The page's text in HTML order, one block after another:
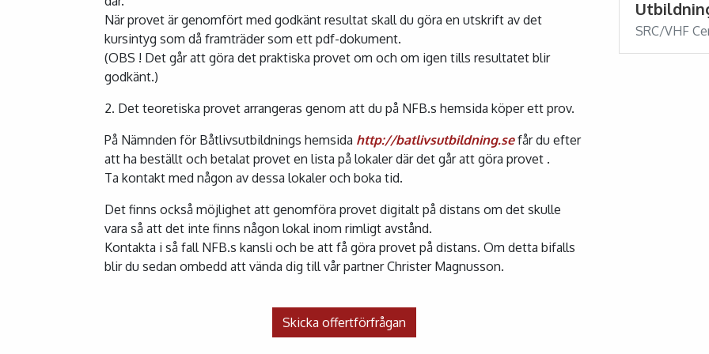
SRC/VHF
När provet är genomfört med godkänt resultat skall du göra en utskrift av det
kursintyg som då framträder som ett pdf-dokument.
(OBS ! Det går att göra det praktiska provet om och om igen tills resultatet blir
godkänt.)
2. Det teoretiska provet arrangeras genom att du på NFB.s hemsida köper ett prov.
På Nämnden för Båtlivsutbildnings hemsida http://batlivsutbildning.sefår du efter
att ha beställt och betalat provet en lista på lokaler där det går att göra provet .
Ta kontakt med någon av dessa lokaler och boka tid.
Det finns också möjlighet att genomföra provet digitalt på distans om det skulle
vara så att det inte finns någon lokal inom rimligt avstånd.
Kontakta i så fall NFB.s kansli och be att få göra provet på distans. Om detta bifalls
blir du sedan ombedd att vända dig till vår partner Christer Magnusson.
Skicka offertförfrågan